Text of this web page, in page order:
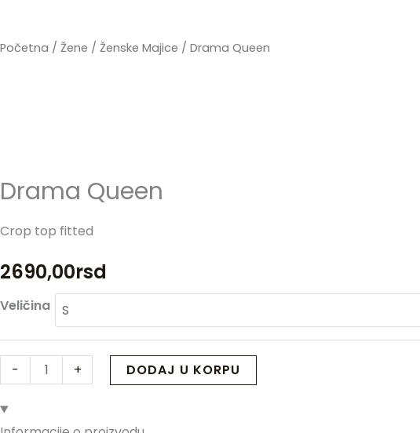
Početna / Žene / Ženske Majice / Drama Queen
Drama Queen
Crop top fitted
2690,00rsd
Veličina
-
Drama
+
DODAJ U KORPU